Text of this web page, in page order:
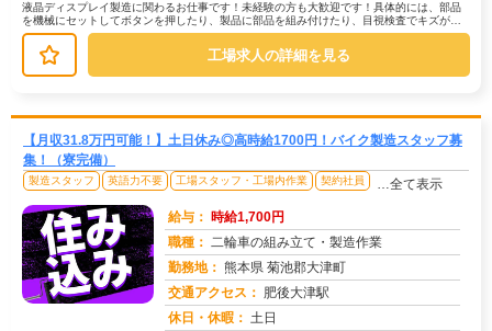
液晶ディスプレイ製造に関わるお仕事です！未経験の方も大歓迎です！具体的には、部品
を機械にセットしてボタンを押したり、製品に部品を組み付けたり、目視検査でキズがな
いか確認する作業などがあります。難...
工場求人の詳細を見る
【月収31.8万円可能！】土日休み◎高時給1700円！バイク製造スタッフ募
集！（寮完備）
製造スタッフ 英語力不要 工場スタッフ・工場内作業 契約社員 …全て表示
給与： 時給1,700円
職種： 二輪車の組み立て・製造作業
勤務地： 熊本県 菊池郡大津町
交通アクセス： 肥後大津駅
休日・休暇： 土日